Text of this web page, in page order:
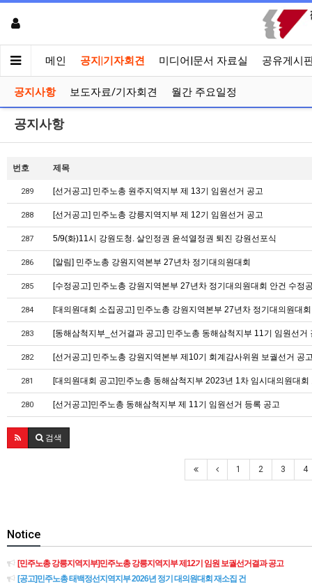
메인 공지|기자회견 미디어|문서 자료실 공유게시
공지사항 보도자료/기자회견 월간 주요일정
공지사항
번호 제목
289 [선거공고] 민주노총 원주지역지부 제 13기 임원선거 공고
288 [선거공고] 민주노총 강릉지역지부 제 12기 임원선거 공고
287 5/9(화)11시 강원도청. 살인정권 윤석열정권 퇴진 강원선포식
286 [알림] 민주노총 강원지역본부 27년차 정기대의원대회
285 [수정공고] 민주노총 강원지역본부 27년차 정기대의원대회 안건 수정
284 [대의원대회 소집공고] 민주노총 강원지역본부 27년차 정기대의원대
283 [동해삼척지부_선거결과 공고] 민주노총 동해삼척지부 11기 임원선거
282 [선거공고] 민주노총 강원지역본부 제10기 회계감사위원 보궐선거 공
281 [대의원대회 공고]민주노총 동해삼척지부 2023년 1차 임시대의원대회
280 [선거공고]민주노총 동해삼척지부 제 11기 임원선거 등록 공고
검색
1 2 3 4
Notice
[민주노총 강릉지역지부]민주노총 강릉지역지부 제12기 임원 보궐선거결과 공고
[공고]민주노총 태백정선지역지부 2026년 정기 대의원대회 재소집 건